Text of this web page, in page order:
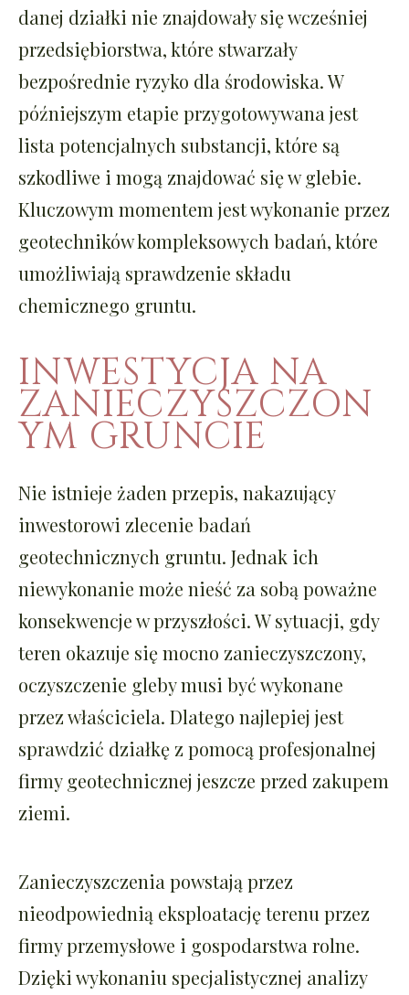
danej działki nie znajdowały się wcześniej
przedsiębiorstwa, które stwarzały
bezpośrednie ryzyko dla środowiska. W
późniejszym etapie przygotowywana jest
lista potencjalnych substancji, które są
szkodliwe i mogą znajdować się w glebie.
Kluczowym momentem jest wykonanie przez
geotechników kompleksowych badań, które
umożliwiają sprawdzenie składu
chemicznego gruntu.
INWESTYCJA NA
ZANIECZYSZCZON
YM GRUNCIE
Nie istnieje żaden przepis, nakazujący
inwestorowi zlecenie badań
geotechnicznych gruntu. Jednak ich
niewykonanie może nieść za sobą poważne
konsekwencje w przyszłości. W sytuacji, gdy
teren okazuje się mocno zanieczyszczony,
oczyszczenie gleby musi być wykonane
przez właściciela. Dlatego najlepiej jest
sprawdzić działkę z pomocą profesjonalnej
firmy geotechnicznej jeszcze przed zakupem
ziemi.
Zanieczyszczenia powstają przez
nieodpowiednią eksploatację terenu przez
firmy przemysłowe i gospodarstwa rolne.
Dzięki wykonaniu specjalistycznej analizy